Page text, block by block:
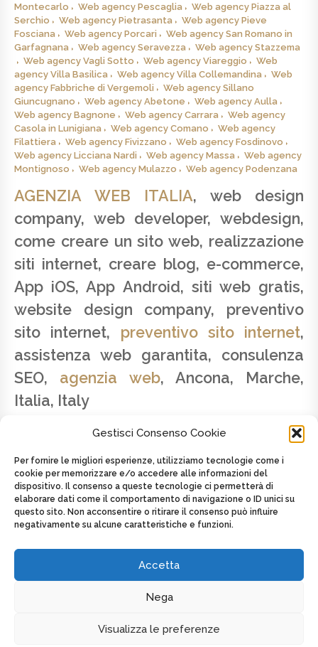
Gestisci Consenso Cookie
Per fornire le migliori esperienze, utilizziamo tecnologie come i
cookie per memorizzare e/o accedere alle informazioni del
dispositivo. Il consenso a queste tecnologie ci permetterà di
elaborare dati come il comportamento di navigazione o ID unici su
questo sito. Non acconsentire o ritirare il consenso può influire
negativamente su alcune caratteristiche e funzioni.
Accetta
Nega
Visualizza le preferenze
Montecarlo
Web agency Pescaglia
Web agency Piazza al
Serchio
Web agency Pietrasanta
Web agency Pieve
Fosciana
Web agency Porcari
Web agency San Romano in
Garfagnana
Web agency Seravezza
Web agency Stazzema
Web agency Vagli Sotto
Web agency Viareggio
Web
agency Villa Basilica
Web agency Villa Collemandina
Web
agency Fabbriche di Vergemoli
Web agency Sillano
Giuncugnano
Web agency Abetone
Web agency Aulla
Web agency Bagnone
Web agency Carrara
Web agency
Casola in Lunigiana
Web agency Comano
Web agency
Filattiera
Web agency Fivizzano
Web agency Fosdinovo
Web agency Licciana Nardi
Web agency Massa
Web agency
Montignoso
Web agency Mulazzo Web agency Podenzana
AGENZIA WEB ITALIA, web design
company, web developer, webdesign,
come creare un sito web, realizzazione
siti internet, creare blog, e-commerce,
App iOS, App Android, siti web gratis,
website design company, preventivo
sito internet, preventivo sito internet,
assistenza web garantita, consulenza
SEO, agenzia web, Ancona, Marche,
Italia, Italy
SAVINO LATTANZIO - P.IVA 02179820424 -
CELL. +39 347.2625439
Posted on
Tagged asAGENZIA WEB,Italia,Italy,Web agency,Web agency,
DISPLAY FOOTER
COPYRIGHT MULTIMEDIA WEB DESIGN - P.IVA 02179820424